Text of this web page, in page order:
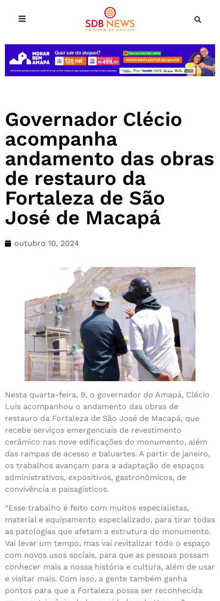
Governador Clécio
acompanha
andamento das obras
de restauro da
Fortaleza de São
José de Macapá
outubro 10, 2024
Nesta quarta-feira, 9, o governador do Amapá, Clécio
Luís acompanhou o andamento das obras de
restauro da Fortaleza de São José de Macapá, que
recebe serviços emergenciais de revestimento
cerâmico nas nove edificações do monumento, além
das rampas de acesso e baluartes. A partir de janeiro,
os trabalhos avançam para a adaptação de espaços
administrativos, expositivos, gastronômicos, de
convivência e paisagísticos.
“Esse trabalho é feito com muitos especialistas,
material e equipamento especializado, para tirar todas
as patologias que afetam a estrutura do monumento.
Vai levar um tempo, mas vai revitalizar todo o espaço
com novos usos sociais, para que as pessoas possam
conhecer mais a nossa história e cultura, além de usar
e visitar mais. Com isso, a gente também ganha
pontos para que a Fortaleza possa ser reconhecida